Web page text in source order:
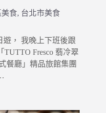
美食, 台北市美食
遊， 我晚上下班後跟
Fresco 翡冷翠
餐廳」精品旅館集團